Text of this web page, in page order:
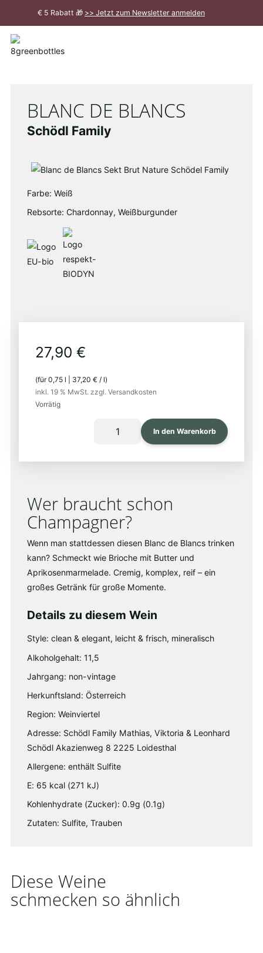
€ 5 Rabatt 🎁 >> Jetzt zum Newsletter anmelden
Meldung
BLANC DE BLANCS
Schödl Family
Farbe: Weiß
Rebsorte: Chardonnay, Weißburgunder
27,90 €
(für0,75 l 37,20 € / l)
inkl. 19 % MwSt. zzgl. Versandkosten
Vorrätig
In den Warenkorb
Wer braucht schon
Champagner?
Wenn man stattdessen diesen Blanc de Blancs trinken
kann? Schmeckt wie Brioche mit Butter und
Aprikosenmarmelade. Cremig, komplex, reif – ein
großes Getränk für große Momente.
Details zu diesem Wein
Style: clean & elegant, leicht & frisch, mineralisch
Alkoholgehalt: 11,5
Jahrgang: non-vintage
Herkunftsland: Österreich
Region: Weinviertel
Adresse: Schödl Family Mathias, Viktoria & Leonhard
Schödl Akazienweg 8 2225 Loidesthal
Allergene: enthält Sulfite
E: 65 kcal (271 kJ)
Kohlenhydrate (Zucker): 0.9g (0.1g)
Zutaten: Sulfite, Trauben
Diese Weine
schmecken so ähnlich